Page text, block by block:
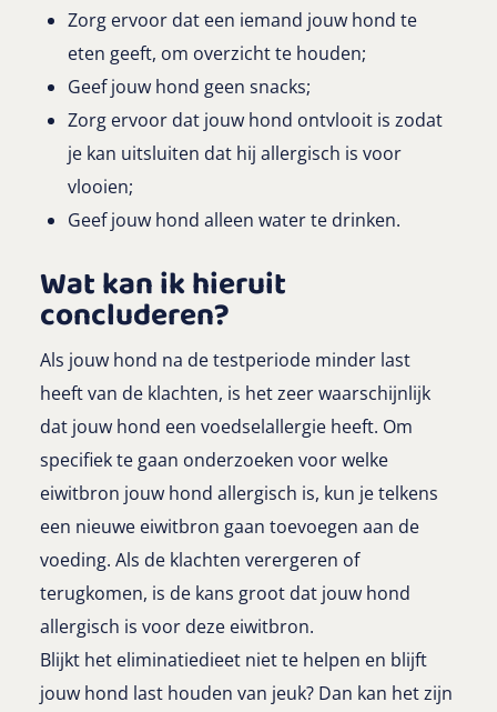
Zorg ervoor dat een iemand jouw hond te
eten geeft, om overzicht te houden;
Geef jouw hond geen snacks;
Zorg ervoor dat jouw hond ontvlooit is zodat
je kan uitsluiten dat hij allergisch is voor
vlooien;
Geef jouw hond alleen water te drinken.
Wat kan ik hieruit
concluderen?
Als jouw hond na de testperiode minder last
heeft van de klachten, is het zeer waarschijnlijk
dat jouw hond een voedselallergie heeft. Om
specifiek te gaan onderzoeken voor welke
eiwitbron jouw hond allergisch is, kun je telkens
een nieuwe eiwitbron gaan toevoegen aan de
voeding. Als de klachten verergeren of
terugkomen, is de kans groot dat jouw hond
allergisch is voor deze eiwitbron.
Blijkt het eliminatiedieet niet te helpen en blijft
jouw hond last houden van jeuk? Dan kan het zijn